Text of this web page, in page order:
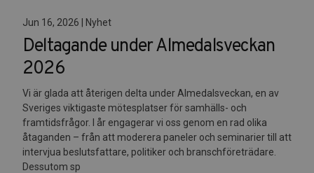
Jun 16, 2026 | Nyhet
Deltagande under Almedalsveckan
2026
Vi är glada att återigen delta under Almedalsveckan, en av
Sveriges viktigaste mötesplatser för samhälls- och
framtidsfrågor. I år engagerar vi oss genom en rad olika
åtaganden – från att moderera paneler och seminarier till att
intervjua beslutsfattare, politiker och branschföreträdare.
Dessutom sp